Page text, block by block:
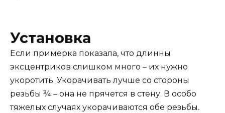
Установка
Если примерка показала, что длинны
эксцентриков слишком много – их нужно
укоротить. Укорачивать лучше со стороны
резьбы ¾ – она не прячется в стену. В особо
тяжелых случаях укорачиваются обе резьбы.